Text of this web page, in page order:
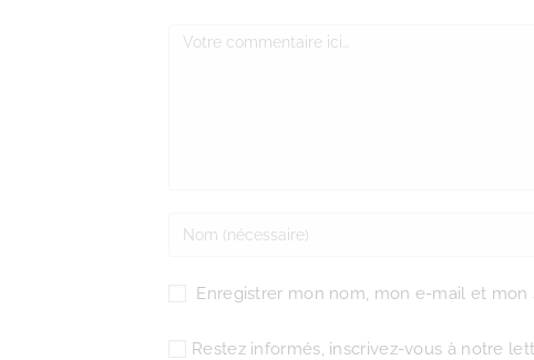
Enregistrer mon nom, mon e-mail et
Restez informés, inscrivez-vous à notre